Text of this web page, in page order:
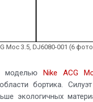
Moc 3.5, DJ6080-001 (6
моделью Nike ACG
бортика.
экологичных